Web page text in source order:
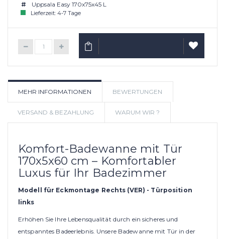
Uppsala Easy 170x75x45 L
Lieferzeit: 4-7 Tage
IN DEN WARENKORB
MEHR INFORMATIONEN BEWERTUNGEN
VERSAND & BEZAHLUNG WARUM WIR ?
Komfort-Badewanne mit Tür
170x5x60 cm – Komfortabler
Luxus für Ihr Badezimmer
Modell für Eckmontage Rechts (VER) - Türposition
links
Erhöhen Sie Ihre Lebensqualität durch ein sicheres und
entspanntes Badeerlebnis. Unsere Badewanne mit Tür in der